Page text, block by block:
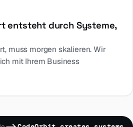
entsteht durch Systeme,
muss morgen skalieren. Wir
mit Ihrem Business